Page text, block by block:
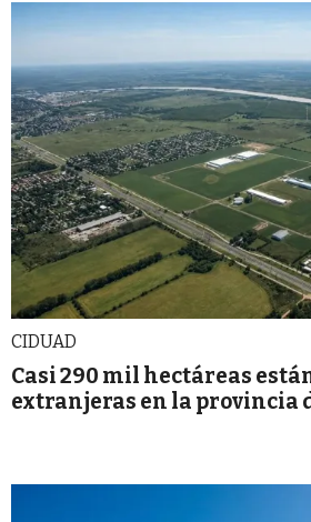
CIDUAD
Casi 290 mil hectáreas
extranjeras en la provincia